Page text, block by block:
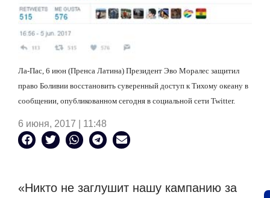
Ла-Пас, 6 июн (Пренса Латина) Президент Эво Моралес защитил
право Боливии восстановить суверенный доступ к Тихому океану в
сообщении, опубликованном сегодня в социальной сети Twitter.
6 июня, 2017 | 11:48
«Никто не заглушит нашу кампанию за